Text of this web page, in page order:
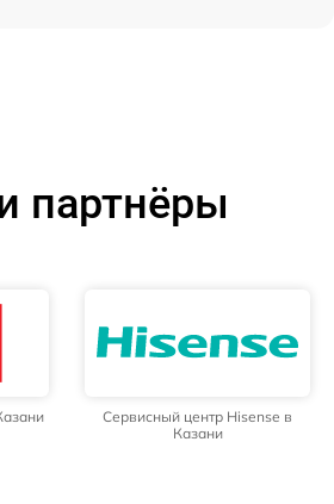
партнёры
Сервисный центр Hisense в
Казани